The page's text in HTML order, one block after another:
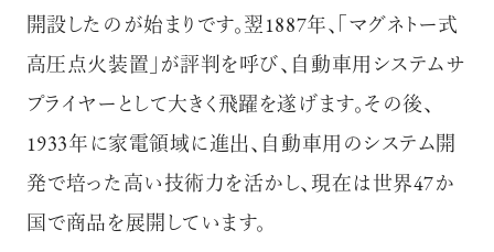
開設したのが始まりです。翌1887年、｢マグネトー式
高圧点火装置｣が評判を呼び、自動車用システムサ
プライヤーとして大きく飛躍を遂げます。その後、
1933年に家電領域に進出、自動車用のシステム開
発で培った高い技術力を活かし、現在は世界47か
国で商品を展開しています。